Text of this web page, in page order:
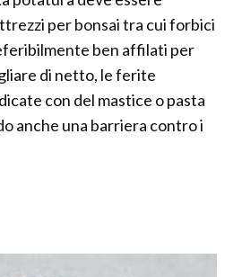
per bonsai tra cui forbici
ben affilati per
di netto, le ferite
con del mastice o pasta
anche una barriera contro i